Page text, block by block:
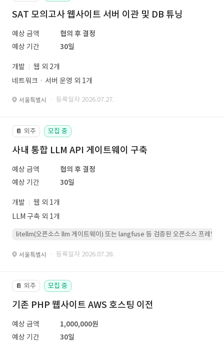
SAT 모의고사 웹사이트 서버 이관 및 DB 튜닝
예상 금액
협의 후 결정
예상 기간
30일
개발
웹 외 2개
네트워크ㆍ서버 운영 외 1개
서울특별시 · 등록일자 2026.07.27.
📔 외주 모집 중
사내 통합 LLM API 게이트웨이 구축
예상 금액
협의 후 결정
예상 기간
30일
개발
웹 외 1개
LLM 구축 외 1개
litellm(오픈소스 llm 게이트웨이) 또는 langfuse 등 검증된 오픈소스 프레임워
서울특별시 · 등록일자 2026.07.28.
📔 외주 모집 중
기존 PHP 웹사이트 AWS 호스팅 이전
예상 금액
1,000,000원
예상 기간
30일